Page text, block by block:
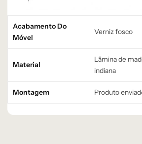
Acabamento Do
Móvel
Verniz fosco
Material
Lâmina de
indiana
Montagem Produto